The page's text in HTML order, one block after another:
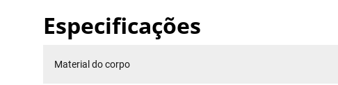
Especificações
Material do corpo